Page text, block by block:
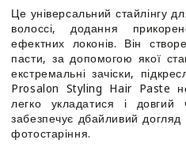
Styling
Hair
Paste
-
Паста
для
укладки
волосся
Styling
Hair
Paste
-
Паста
для
укладки
волосся
Це універсальний стайлінгу
волоссі, додання
ефектних локонів. Він
пасти, за допомогою якої
екстремальні зачіски,
Prosalon Styling Hair Paste
легко укладатися і
забезпечує дбайливий
фотостаріння.